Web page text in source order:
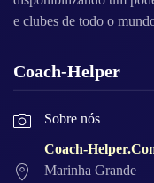
e clubes de todo o
Coach-Helper
Sobre nós
Coach-
Marinha Grande